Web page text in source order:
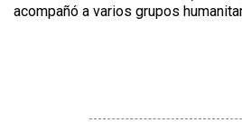
acompañó a varios grupos